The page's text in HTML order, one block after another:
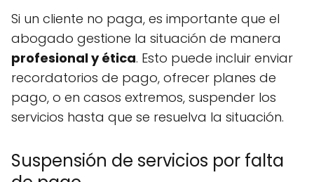
Si un cliente no paga, es importante que el
abogado gestione la situación de manera
profesional y ética. Esto puede incluir enviar
recordatorios de pago, ofrecer planes de
pago, o en casos extremos, suspender los
servicios hasta que se resuelva la situación.
Suspensión de servicios por falta